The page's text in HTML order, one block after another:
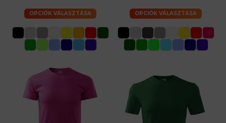
OPCIÓK VÁLASZTÁSA OPCIÓK VÁLASZTÁSA